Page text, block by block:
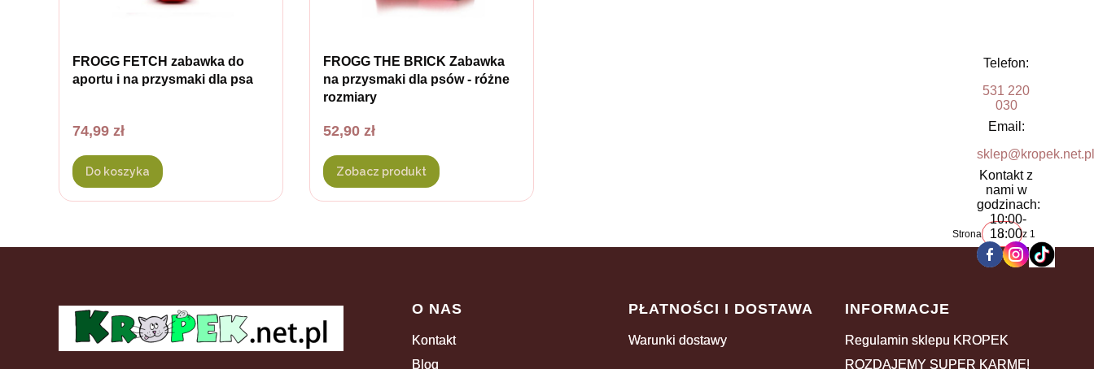
Telefon:
531 220
030
Email:
sklep@kropek.net.pl
Kontakt z
nami w
godzinach:
10:00-
18:00
FROGG FETCH zabawka do
aportu i na przysmaki dla psa
Cena
74,99 zł
Do koszyka
FROGG THE BRICK Zabawka
na przysmaki dla psów - różne
rozmiary
Cena
52,90 zł
Zobacz produkt
Strona z 1
Linki w stopce
O NAS
Kontakt
Blog
PŁATNOŚCI I DOSTAWA
Warunki dostawy
INFORMACJE
Regulamin sklepu KROPEK
ROZDAJEMY SUPER KARMĘ!